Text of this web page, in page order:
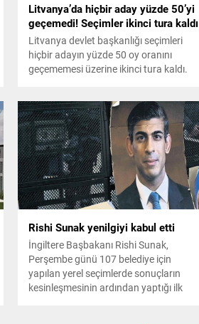
Litvanya’da hiçbir aday yüzde 50’yi
geçemedi! Seçimler ikinci tura kaldı
Litvanya devlet başkanlığı seçimleri
hiçbir adayın yüzde 50 oy oranını
geçememesi üzerine ikinci tura kaldı.
Ingrida Simonyte ise yüzde 19,50 oy
oranı ile 26 Mayıs'ta gerçekleşecek
ikinci tur seçimlerine katılmaya hak
kazanan isimler oldu.
Rishi Sunak yenilgiyi kabul etti
İngiltere Başbakanı Rishi Sunak,
Perşembe günü 107 belediye için
yapılan yerel seçimlerde sonuçların
kesinleşmesinin ardından yaptığı ilk